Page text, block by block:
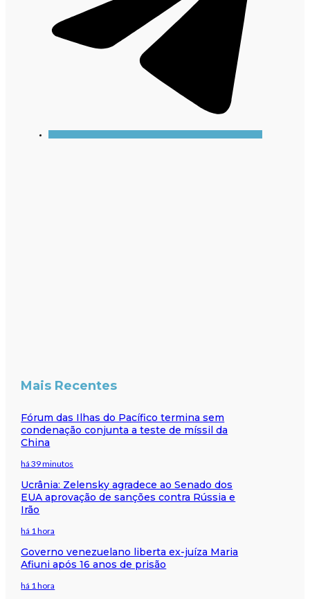
Mais Recentes
Fórum das Ilhas do Pacífico termina sem
condenação conjunta a teste de míssil da
China
há 39 minutos
Ucrânia: Zelensky agradece ao Senado dos
EUA aprovação de sanções contra Rússia e
Irão
há 1 hora
Governo venezuelano liberta ex-juíza Maria
Afiuni após 16 anos de prisão
há 1 hora